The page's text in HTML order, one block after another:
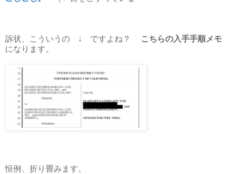
訴状、こういうの ↓ ですよね？
こちらの入手手順メモ
になります。
恒例、折り畳みます。